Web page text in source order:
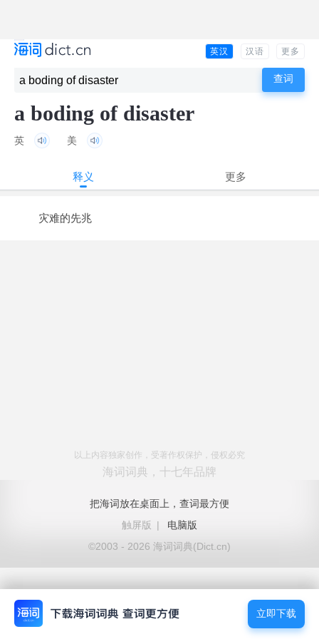
英汉 汉语 更多
a boding of disaster
英 美
释义 更多
灾难的先兆
以上内容独家创作，受著作权保护，侵权必究
海词词典，十七年品牌
把海词放在桌面上，查词最方便
触屏版
|
电脑版
©2003 - 2026 海词词典(Dict.cn)
立即下载
立即下载